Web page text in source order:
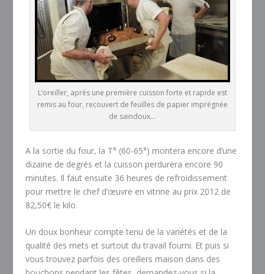
L’oreiller, après une première cuisson forte et rapide est
remis au four, recouvert de feuilles de papier imprégnée
de saindoux…
A la sortie du four, la T° (60-65°) montera encore d’une
dizaine de degrés et la cuisson perdurera encore 90
minutes. Il faut ensuite 36 heures de refroidissement
pour mettre le chef d’œuvre en vitrine au prix 2012 de
82,50€ le kilo.
Un doux bonheur compte tenu de la variétés et de la
qualité des mets et surtout du travail fourni. Et puis si
vous trouvez parfois des oreillers maison dans des